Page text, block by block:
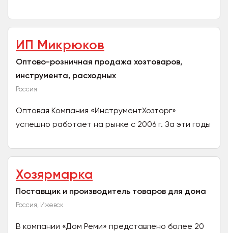
официальный дилер Makita...
ИП Микрюков
Оптово-розничная продажа хозтоваров,
инструмента, расходных
Россия
Оптовая Компания «ИнструментХозторг»
успешно работает на рынке с 2006 г. За эти годы
территории России....
Хозярмарка
Поставщик и производитель товаров для дома
Россия, Ижевск
В компании «Дом Реми» представлено более 20